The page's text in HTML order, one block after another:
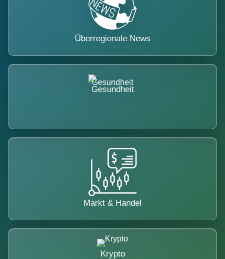
Überregionale News
Gesundheit
Markt & Handel
Krypto